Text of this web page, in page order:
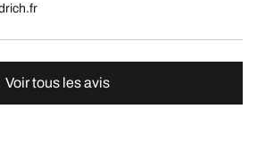
Voir tous les avis